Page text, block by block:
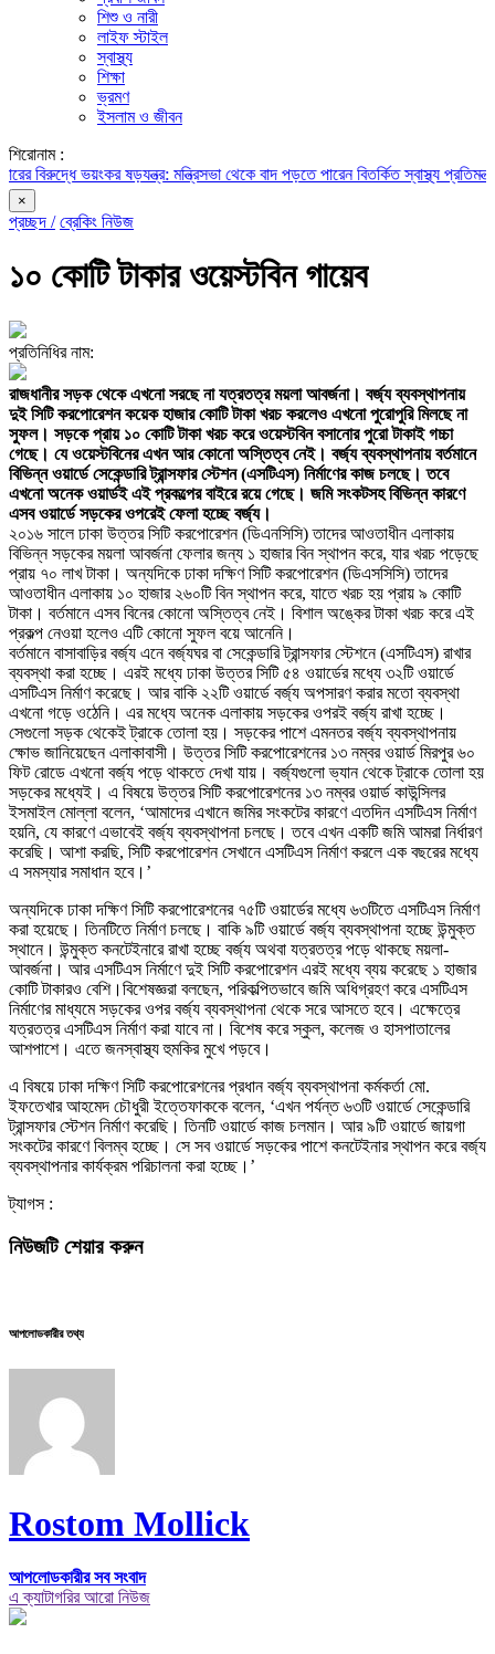
শিশু ও নারী
লাইফ স্টাইল
স্বাস্থ্য
শিক্ষা
ভ্রমণ
ইসলাম ও জীবন
শিরোনাম :
ভয়ংকর ষড়যন্ত্র: মন্ত্রিসভা থেকে বাদ পড়তে পারেন বিতর্কিত স্বাস্থ্য প্রতিমন্ত্রী ও
×
প্রচ্ছদ / ব্রেকিং নিউজ
১০ কোটি টাকার ওয়েস্টবিন গায়েব
প্রতিনিধির নাম:
রাজধানীর সড়ক থেকে এখনো সরছে না যত্রতত্র ময়লা আবর্জনা। বর্জ্য ব্যবস্থাপনায়
দুই সিটি করপোরেশন কয়েক হাজার কোটি টাকা খরচ করলেও এখনো পুরোপুরি মিলছে না
সুফল। সড়কে প্রায় ১০ কোটি টাকা খরচ করে ওয়েস্টবিন বসানোর পুরো টাকাই গচ্চা
গেছে। যে ওয়েস্টবিনের এখন আর কোনো অস্তিত্ব নেই। বর্জ্য ব্যবস্থাপনায় বর্তমানে
বিভিন্ন ওয়ার্ডে সেকেন্ডারি ট্রান্সফার স্টেশন (এসটিএস) নির্মাণের কাজ চলছে। তবে
এখনো অনেক ওয়ার্ডই এই প্রকল্পের বাইরে রয়ে গেছে। জমি সংকটসহ বিভিন্ন কারণে
এসব ওয়ার্ডে সড়কের ওপরেই ফেলা হচ্ছে বর্জ্য।
২০১৬ সালে ঢাকা উত্তর সিটি করপোরেশন (ডিএনসিসি) তাদের আওতাধীন এলাকায়
বিভিন্ন সড়কের ময়লা আবর্জনা ফেলার জন্য ১ হাজার বিন স্থাপন করে, যার খরচ পড়েছে
প্রায় ৭০ লাখ টাকা। অন্যদিকে ঢাকা দক্ষিণ সিটি করপোরেশন (ডিএসসিসি) তাদের
আওতাধীন এলাকায় ১০ হাজার ২৬০টি বিন স্থাপন করে, যাতে খরচ হয় প্রায় ৯ কোটি
টাকা। বর্তমানে এসব বিনের কোনো অস্তিত্ব নেই। বিশাল অঙ্কের টাকা খরচ করে এই
প্রকল্প নেওয়া হলেও এটি কোনো সুফল বয়ে আনেনি।
বর্তমানে বাসাবাড়ির বর্জ্য এনে বর্জ্যঘর বা সেকেন্ডারি ট্রান্সফার স্টেশনে (এসটিএস) রাখার
ব্যবস্থা করা হচ্ছে। এরই মধ্যে ঢাকা উত্তর সিটি ৫৪ ওয়ার্ডের মধ্যে ৩২টি ওয়ার্ডে
এসটিএস নির্মাণ করেছে। আর বাকি ২২টি ওয়ার্ডে বর্জ্য অপসারণ করার মতো ব্যবস্থা
এখনো গড়ে ওঠেনি। এর মধ্যে অনেক এলাকায় সড়কের ওপরই বর্জ্য রাখা হচ্ছে।
সেগুলো সড়ক থেকেই ট্রাকে তোলা হয়। সড়কের পাশে এমনতর বর্জ্য ব্যবস্থাপনায়
ক্ষোভ জানিয়েছেন এলাকাবাসী। উত্তর সিটি করপোরেশনের ১৩ নম্বর ওয়ার্ড মিরপুর ৬০
ফিট রোডে এখনো বর্জ্য পড়ে থাকতে দেখা যায়। বর্জ্যগুলো ভ্যান থেকে ট্রাকে তোলা হয়
সড়কের মধ্যেই। এ বিষয়ে উত্তর সিটি করপোরেশনের ১৩ নম্বর ওয়ার্ড কাউন্সিলর
ইসমাইল মোল্লা বলেন, ‘আমাদের এখানে জমির সংকটের কারণে এতদিন এসটিএস নির্মাণ
হয়নি, যে কারণে এভাবেই বর্জ্য ব্যবস্থাপনা চলছে। তবে এখন একটি জমি আমরা নির্ধারণ
করেছি। আশা করছি, সিটি করপোরেশন সেখানে এসটিএস নির্মাণ করলে এক বছরের মধ্যে
এ সমস্যার সমাধান হবে।’
অন্যদিকে ঢাকা দক্ষিণ সিটি করপোরেশনের ৭৫টি ওয়ার্ডের মধ্যে ৬৩টিতে এসটিএস নির্মাণ
করা হয়েছে। তিনটিতে নির্মাণ চলছে। বাকি ৯টি ওয়ার্ডে বর্জ্য ব্যবস্থাপনা হচ্ছে উন্মুক্ত
স্থানে। উন্মুক্ত কনটেইনারে রাখা হচ্ছে বর্জ্য অথবা যত্রতত্র পড়ে থাকছে ময়লা-
আবর্জনা। আর এসটিএস নির্মাণে দুই সিটি করপোরেশন এরই মধ্যে ব্যয় করেছে ১ হাজার
কোটি টাকারও বেশি।বিশেষজ্ঞরা বলছেন, পরিকল্পিতভাবে জমি অধিগ্রহণ করে এসটিএস
নির্মাণের মাধ্যমে সড়কের ওপর বর্জ্য ব্যবস্থাপনা থেকে সরে আসতে হবে। এক্ষেত্রে
যত্রতত্র এসটিএস নির্মাণ করা যাবে না। বিশেষ করে স্কুল, কলেজ ও হাসপাতালের
আশপাশে। এতে জনস্বাস্থ্য হুমকির মুখে পড়বে।
এ বিষয়ে ঢাকা দক্ষিণ সিটি করপোরেশনের প্রধান বর্জ্য ব্যবস্থাপনা কর্মকর্তা মো.
ইফতেখার আহমেদ চৌধুরী ইত্তেফাককে বলেন, ‘এখন পর্যন্ত ৬৩টি ওয়ার্ডে সেকেন্ডারি
ট্রান্সফার স্টেশন নির্মাণ করেছি। তিনটি ওয়ার্ডে কাজ চলমান। আর ৯টি ওয়ার্ডে জায়গা
সংকটের কারণে বিলম্ব হচ্ছে। সে সব ওয়ার্ডে সড়কের পাশে কনটেইনার স্থাপন করে বর্জ্য
ব্যবস্থাপনার কার্যক্রম পরিচালনা করা হচ্ছে।’
ট্যাগস :
নিউজটি শেয়ার করুন
আপলোডকারীর তথ্য
Rostom Mollick
আপলোডকারীর সব সংবাদ
এ ক্যাটাগরির আরো নিউজ